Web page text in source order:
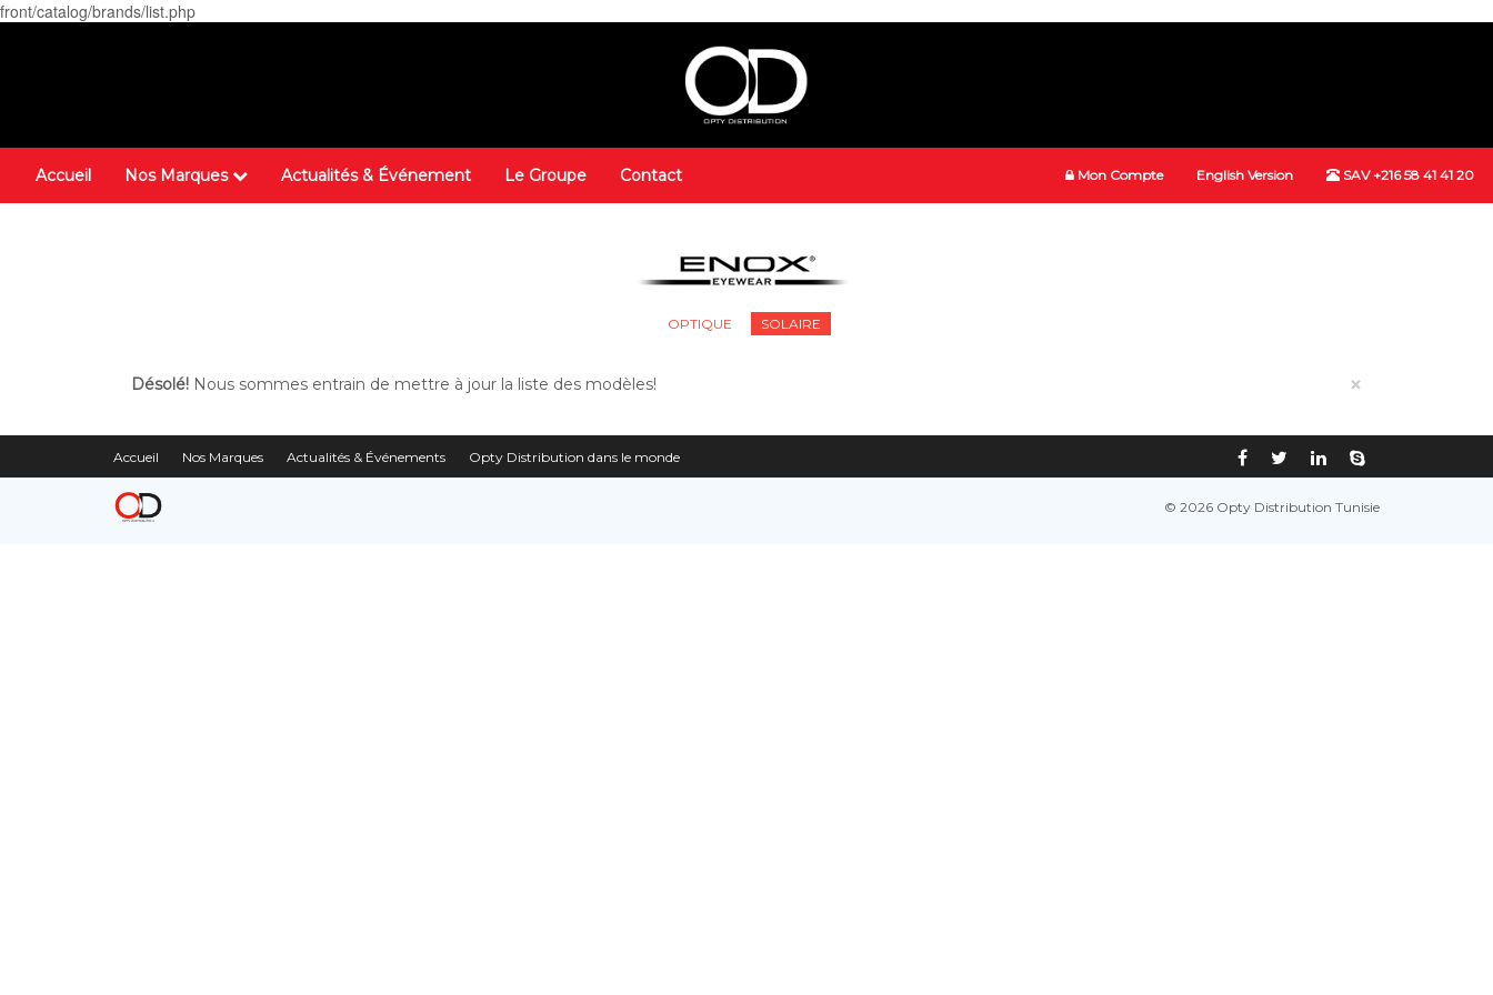
front/catalog/brands/list.php
Accueil Nos Marques Actualités & Événement Le Groupe Contact Mon Compte English Version SAV +216 58 41 41 20
OPTIQUE SOLAIRE
×
Désolé! Nous sommes entrain de mettre à jour la liste des modèles!
Accueil Nos Marques Actualités & Événements Opty Distribution dans le monde
© 2026 Opty Distribution Tunisie